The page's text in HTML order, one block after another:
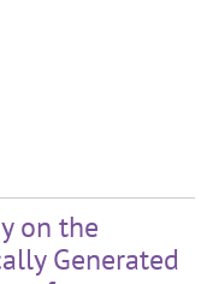
on the
Generated